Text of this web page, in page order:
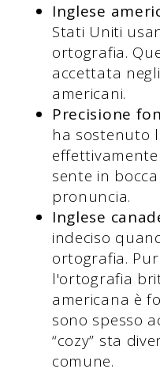
Inglese
Stati Uniti
ortografia.
accettata
americani.
Precisione
ha sostenuto
sente in
pronuncia.
Inglese
indeciso
ortografia.
l'ortografia
americana è
sono spesso
“cozy” sta
comune.